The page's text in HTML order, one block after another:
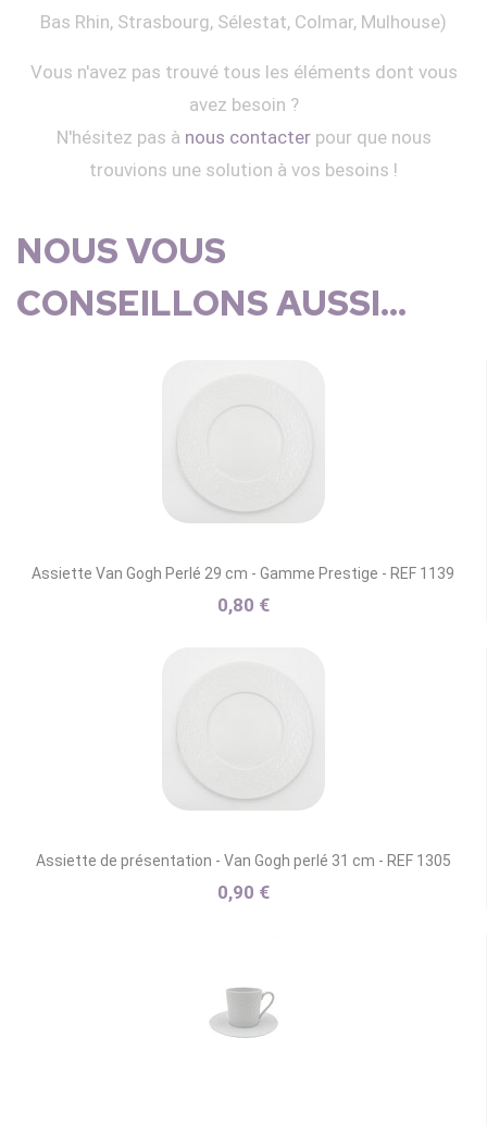
Bas Rhin, Strasbourg, Sélestat, Colmar, Mulhouse)
Vous n'avez pas trouvé tous les éléments dont vous
avez besoin ?
N'hésitez pas à nous contacterpour que nous
trouvions une solution à vos besoins !
NOUS VOUS
CONSEILLONS AUSSI...
Assiette Van Gogh Perlé 29 cm - Gamme Prestige - REF 1139
0,80 €
Assiette de présentation - Van Gogh perlé 31 cm - REF 1305
0,90 €